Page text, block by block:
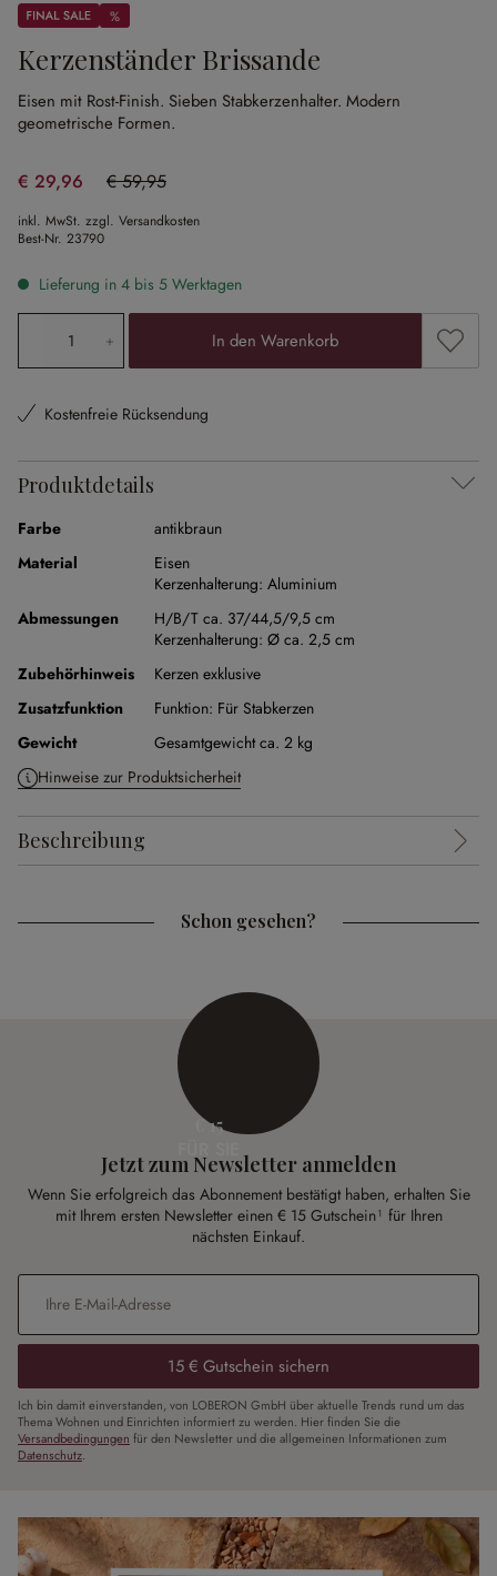
Sale %
%
Kerzenständer Brissande
Eisen mit Rost-Finish. Sieben Stabkerzenhalter. Modern
geometrische Formen.
€ 29,96 € 59,95
(50.03% gespart)
inkl. MwSt. zzgl. Versandkosten
Best-Nr. 23790
Lieferung in 4 bis 5 Werktagen
Produkt Anzahl: Gib den gewünschten Wert ein oder
In den Warenkorb Zum
Kostenfreie Rücksendung
Produktdetails
Farbe
antikbraun
Material
Eisen
Kerzenhalterung: Aluminium
Abmessungen
H/B/T ca. 37/44,5/9,5 cm
Kerzenhalterung: Ø ca. 2,5 cm
Zubehörhinweis
Kerzen exklusive
Zusatzfunktion
Funktion: Für Stabkerzen
Gewicht
Gesamtgewicht ca. 2 kg
Hinweise zur Produktsicherheit
Beschreibung
Schon gesehen?
€ 15
Jetzt zum Newsletter anmelden
Wenn Sie erfolgreich das Abonnement bestätigt haben, erhalten Sie
mit Ihrem ersten Newsletter einen € 15 Gutschein¹ für Ihren
nächsten Einkauf.
E-Mail-Adresse
15 € Gutschein sichern
Ich bin damit einverstanden, von LOBERON GmbH über aktuelle Trends rund um das
Thema Wohnen und Einrichten informiert zu werden. Hier finden Sie die
Versandbedingungen für den Newsletter und die allgemeinen Informationen zum
Datenschutz.